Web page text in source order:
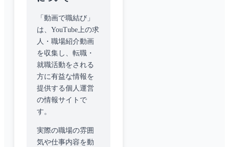
「動画で職結び」
は、YouTube上の求
人・職場紹介動画
を収集し、転職・
就職活動をされる
方に有益な情報を
提供する個人運営
の情報サイトで
す。
実際の職場の雰囲
気や仕事内容を動